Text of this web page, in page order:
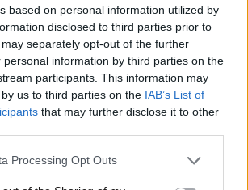
based on personal information utilized by
disclosed to third parties prior to
separately opt-out of the further
personal information by third parties on the
participants. This information may
us to third parties on the IAB’s List of
that may further disclose it to other
website/app uses one or more Google
Processing Opt Outs
τη Λαμία ο Ιωνικός – Δείτε το